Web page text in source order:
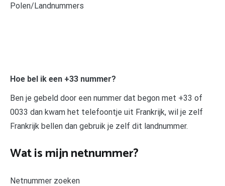
Polen/Landnummers
Hoe bel ik een +33 nummer?
Ben je gebeld door een nummer dat begon met +33 of
0033 dan kwam het telefoontje uit Frankrijk, wil je zelf
Frankrijk bellen dan gebruik je zelf dit landnummer.
Wat is mijn netnummer?
Netnummer zoeken